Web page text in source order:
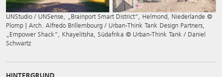
UNStudio / UNSense, „Brainport Smart District“, Helmond, Niederlande ©
Plomp | Arch. Alfredo Brillembourg / Urban-Think Tank Design Partners,
„Empower Shack“, Khayelitsha, Südafrika © Urban-Think Tank / Daniel
Schwartz